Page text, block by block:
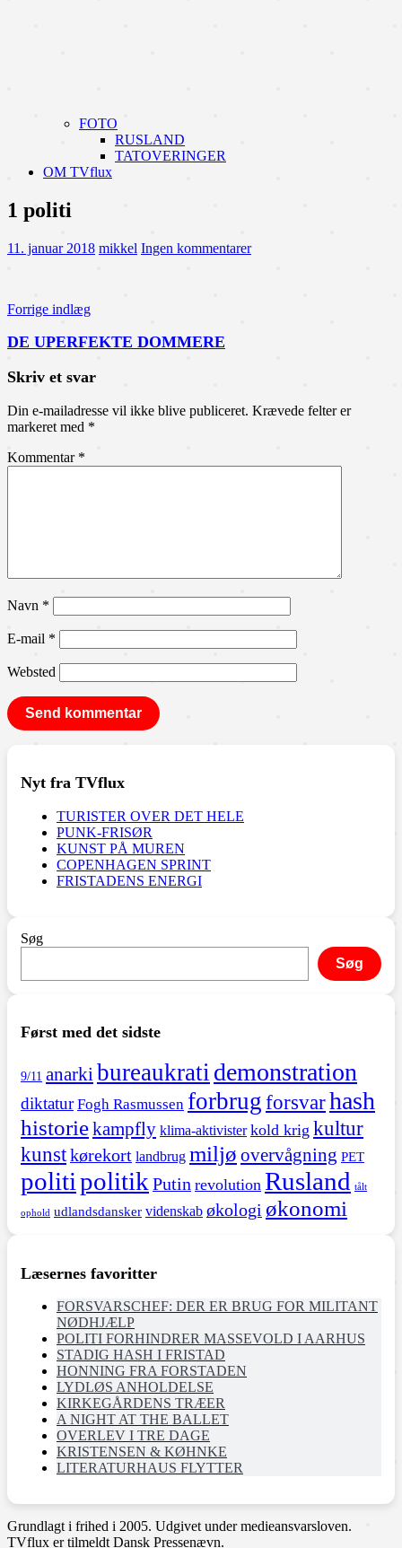
FOTO
RUSLAND
TATOVERINGER
OM TVflux
1 politi
11. januar 2018 mikkel Ingen kommentarer
Indlægsnavigation
Forrige indlæg
DE UPERFEKTE DOMMERE
Skriv et svar
Din e-mailadresse vil ikke blive publiceret. Krævede felter er
markeret med *
Kommentar *
Navn *
E-mail *
Websted
Nyt fra TVflux
TURISTER OVER DET HELE
PUNK-FRISØR
KUNST PÅ MUREN
COPENHAGEN SPRINT
FRISTADENS ENERGI
Søg
Søg
Først med det sidste
9/11 anarki bureaukrati demonstration
diktatur Fogh Rasmussen forbrugforsvarhash
historiekampfly klima-aktivister kold krig kultur
kunstkørekort landbrug miljø overvågning PET
politipolitik Putin revolution Rusland tålt
ophold udlandsdansker videnskab økologi økonomi
Læsernes favoritter
FORSVARSCHEF: DER ER BRUG FOR MILITANT
NØDHJÆLP
POLITI FORHINDRER MASSEVOLD I AARHUS
STADIG HASH I FRISTAD
HONNING FRA FORSTADEN
LYDLØS ANHOLDELSE
KIRKEGÅRDENS TRÆER
A NIGHT AT THE BALLET
OVERLEV I TRE DAGE
KRISTENSEN & KØHNKE
LITERATURHAUS FLYTTER
Grundlagt i frihed i 2005. Udgivet under medieansvarsloven.
TVflux er tilmeldt Dansk Pressenævn.